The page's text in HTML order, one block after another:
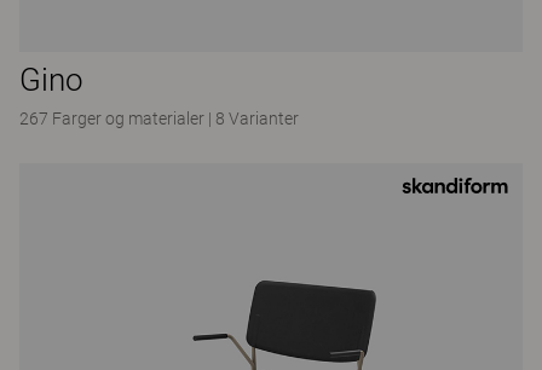
Gino
267 Farger og materialer | 8 Varianter